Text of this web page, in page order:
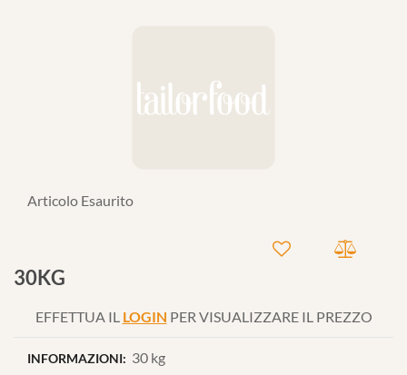
Articolo Esaurito
30KG
EFFETTUA IL LOGIN PER VISUALIZZARE IL PREZZO
INFORMAZIONI: 30 kg